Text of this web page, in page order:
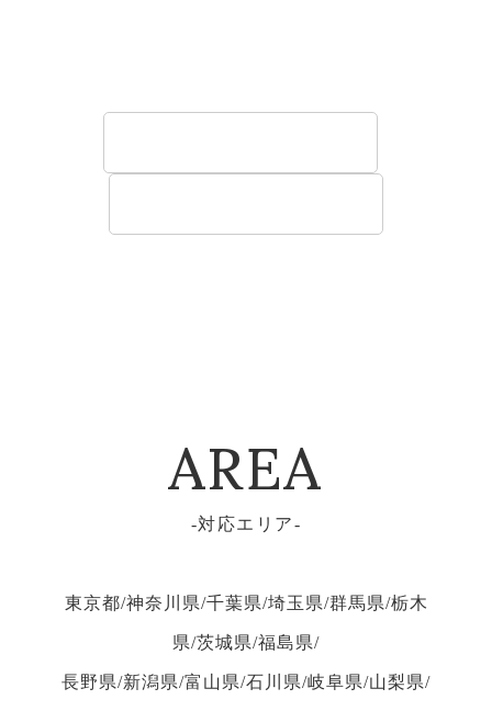
AREA
対応エリア
東京都/神奈川県/千葉県/埼玉県/群馬県/栃木
県/茨城県/福島県/
長野県/新潟県/富山県/石川県/岐阜県/山梨県/